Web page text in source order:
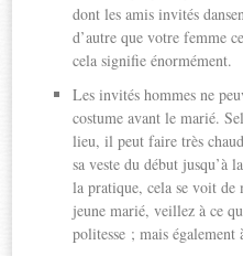
dont les amis invités
d’autre que votre femme
cela signifie énormément.
Les invités hommes ne
costume avant le marié.
lieu, il peut faire très
sa veste du début jusqu’à
la pratique, cela se voit
jeune marié, veillez à ce
politesse ; mais